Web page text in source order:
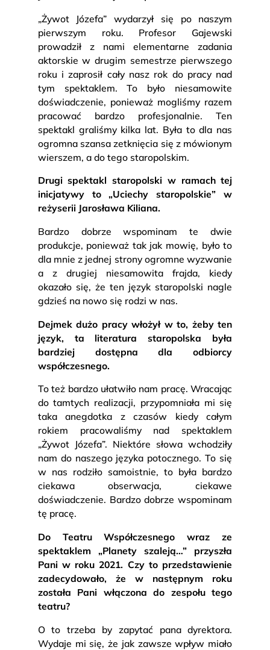
„Żywot Józefa” wydarzył się po naszym
pierwszym roku. Profesor Gajewski
prowadził z nami elementarne zadania
aktorskie w drugim semestrze pierwszego
roku i zaprosił cały nasz rok do pracy nad
tym spektaklem. To było niesamowite
doświadczenie, ponieważ mogliśmy razem
pracować bardzo profesjonalnie. Ten
spektakl graliśmy kilka lat. Była to dla nas
ogromna szansa zetknięcia się z mówionym
wierszem, a do tego staropolskim.
Drugi spektakl staropolski w ramach tej
inicjatywy to „Uciechy staropolskie” w
reżyserii Jarosława Kiliana.
Bardzo dobrze wspominam te dwie
produkcje, ponieważ tak jak mowię, było to
dla mnie z jednej strony ogromne wyzwanie
a z drugiej niesamowita frajda, kiedy
okazało się, że ten język staropolski nagle
gdzieś na nowo się rodzi w nas.
Dejmek dużo pracy włożył w to, żeby ten
język, ta literatura staropolska była
bardziej dostępna dla odbiorcy
współczesnego.
To też bardzo ułatwiło nam pracę. Wracając
do tamtych realizacji, przypomniała mi się
taka anegdotka z czasów kiedy całym
rokiem pracowaliśmy nad spektaklem
„Żywot Józefa”. Niektóre słowa wchodziły
nam do naszego języka potocznego. To się
w nas rodziło samoistnie, to była bardzo
ciekawa obserwacja, ciekawe
doświadczenie. Bardzo dobrze wspominam
tę pracę.
Do Teatru Współczesnego wraz ze
spektaklem „Planety szaleją…” przyszła
Pani w roku 2021. Czy to przedstawienie
zadecydowało, że w następnym roku
została Pani włączona do zespołu tego
teatru?
O to trzeba by zapytać pana dyrektora.
Wydaje mi się, że jak zawsze wpływ miało